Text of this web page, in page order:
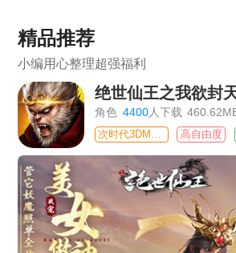
精品推荐
小编用心整理超强福利
绝世仙王之我欲封
角色 4400人下载
高自由度